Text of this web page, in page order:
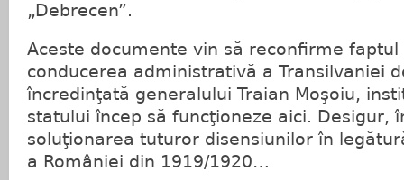
„Debrecen”.
Aceste documente vin să reconfirme faptul
conducerea administrativă a Transilvaniei
încredinţată generalului Traian Moşoiu,
statului încep să funcţioneze aici. Desigur,
soluţionarea tuturor disensiunilor în
a României din 1919/1920…